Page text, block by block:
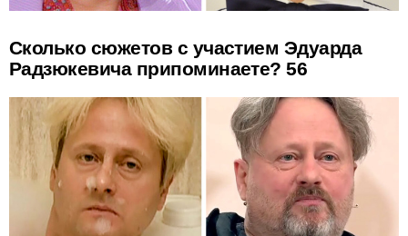
Сколько сюжетов с участием Эдуарда
Радзюкевича припоминаете? 56